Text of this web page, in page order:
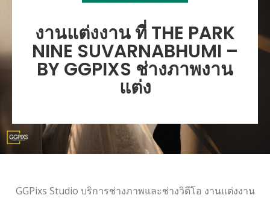
งานแต่งงาน ที่ THE PARK
NINE SUVARNABHUMI –
BY GGPIXS ช่างภาพงาน
แต่ง
GGPixs Studio บริการช่างภาพและช่างวิดีโอ งานแต่งงาน